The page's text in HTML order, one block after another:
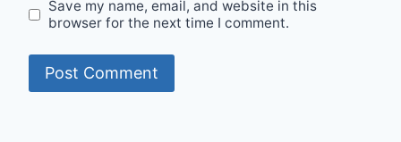
Save my name, email, and website in this
browser for the next time I comment.